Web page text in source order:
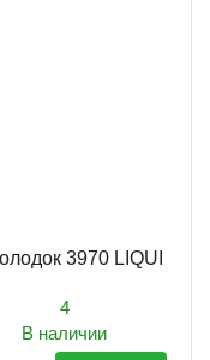
3970 LIQUI
4
В наличии